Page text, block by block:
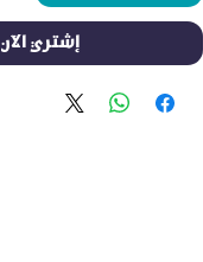
إشتري الآن